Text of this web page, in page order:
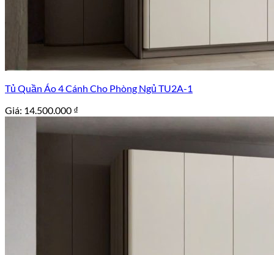
Tủ Quần Áo 4 Cánh Cho Phòng Ngủ TU2A-1
Giá: 14.500.000 ₫